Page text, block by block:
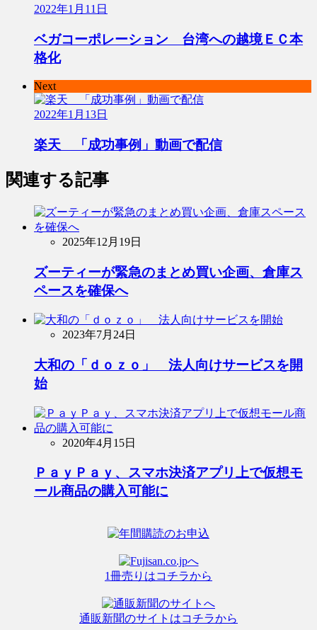
2022年1月11日
ベガコーポレーション 台湾への越境ＥＣ本
格化
Next
2022年1月13日
楽天 「成功事例」動画で配信
関連する記事
2025年12月19日
ズーティーが緊急のまとめ買い企画、倉庫ス
ペースを確保へ
2023年7月24日
大和の「ｄｏｚｏ」 法人向けサービスを開
始
2020年4月15日
ＰａｙＰａｙ、スマホ決済アプリ上で仮想モ
ール商品の購入可能に
1冊売りはコチラから
通販新聞のサイトはコチラから